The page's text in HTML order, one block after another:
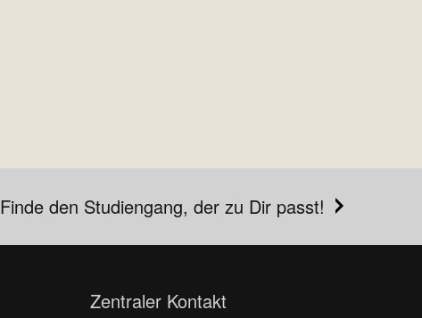
Finde den Studiengang, der zu Dir passt!
Zentraler Kontakt